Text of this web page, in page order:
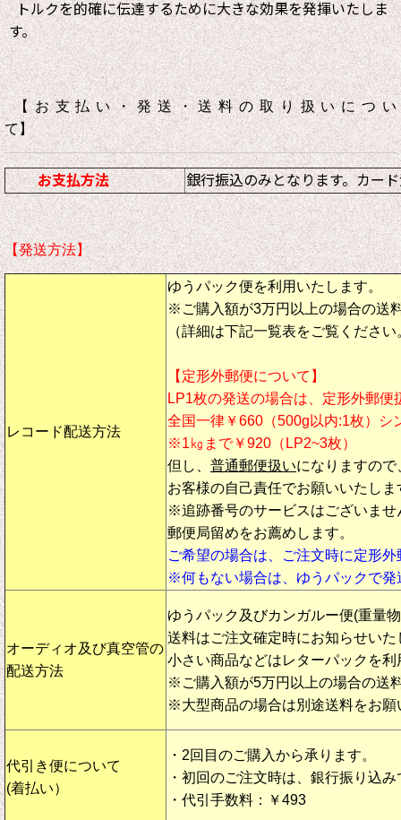
トルクを的確に伝達するために大きな効果を発揮いたしま
す。
【お支払い・発送・送料の取り扱いについ
て】
お支払方法 銀行振込のみとなります。カー
【発送方法】
レコード配送方法
ゆうパック便を利用いたします。
※ご購入額が3万円以上の場合の送
（詳細は下記一覧表をご覧ください
【定形外郵便について】
LP1枚の発送の場合は、定形外郵便
全国一律￥660（500g以内:1枚）シ
※1㎏まで￥920（LP2~3枚）
但し、 普通郵便扱いになりますの
お客様の自己責任でお願いいたしま
※追跡番号のサービスはございませ
郵便局留めをお薦めします。
ご希望の場合は、ご注文時に定形
※何もない場合は、ゆうパックで発
オーディオ及び真空管の
配送方法
ゆうパック及びカンガルー便(重量
送料はご注文確定時にお知らせいた
小さい商品などはレターパックを利
※ご購入額が5万円以上の場合の送
※大型商品の場合は別途送料をお願
代引き便について
(着払い）
・2回目のご購入から承ります。
・初回のご注文時は、銀行振り込
・代引手数料：￥493